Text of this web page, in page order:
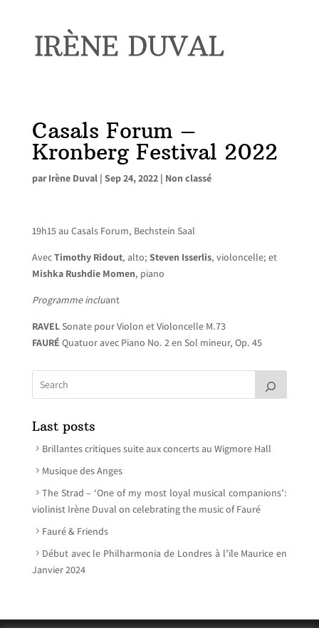
Casals Forum –
Kronberg Festival 2022
parIrène Duval| Sep 24, 2022| Non classé
19h15 au Casals Forum, Bechstein Saal
AvecTimothy Ridout, alto; Steven Isserlis, violoncelle; et
Mishka Rushdie Momen, piano
Programme incluant
RAVEL Sonate pour Violon et Violoncelle M.73
FAURÉ Quatuor avec Piano No. 2 en Sol mineur, Op. 45
Last posts
Brillantes critiques suite aux concerts au Wigmore Hall
Musique des Anges
The Strad – ‘One of my most loyal musical companions’:
violinist Irène Duval on celebrating the music of Fauré
Fauré & Friends
Début avec le Philharmonia de Londres à l’ïle Maurice en
Janvier 2024